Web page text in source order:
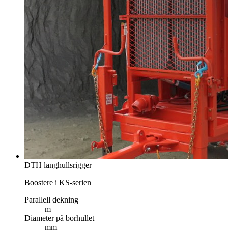
DTH langhullsrigger
Boostere i KS-serien
Parallell dekning
m
Diameter på borhullet
mm